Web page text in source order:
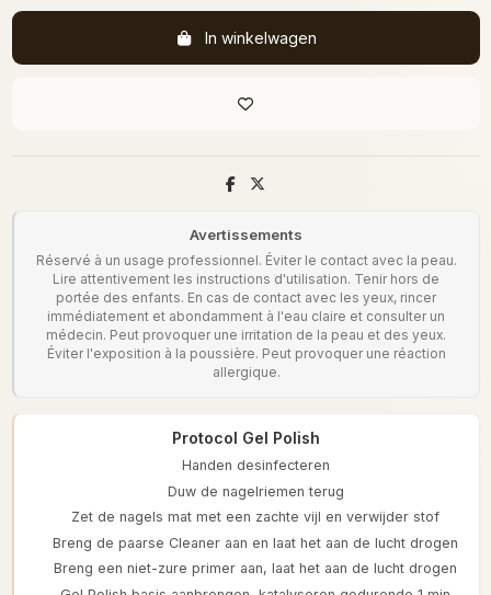
In winkelwagen
Avertissements
Réservé à un usage professionnel. Éviter le contact avec la peau.
Lire attentivement les instructions d'utilisation. Tenir hors de
portée des enfants. En cas de contact avec les yeux, rincer
immédiatement et abondamment à l'eau claire et consulter un
médecin. Peut provoquer une irritation de la peau et des yeux.
Éviter l'exposition à la poussière. Peut provoquer une réaction
allergique.
Protocol Gel Polish
Handen desinfecteren
Duw de nagelriemen terug
Zet de nagels mat met een zachte vijl en verwijder stof
Breng de paarse Cleaner aan en laat het aan de lucht drogen
Breng een niet-zure primer aan, laat het aan de lucht drogen